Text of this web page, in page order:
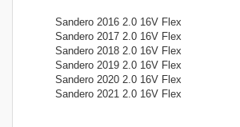
Sandero 2016 2.0 16V Flex
Sandero 2017 2.0 16V Flex
Sandero 2018 2.0 16V Flex
Sandero 2019 2.0 16V Flex
Sandero 2020 2.0 16V Flex
Sandero 2021 2.0 16V Flex